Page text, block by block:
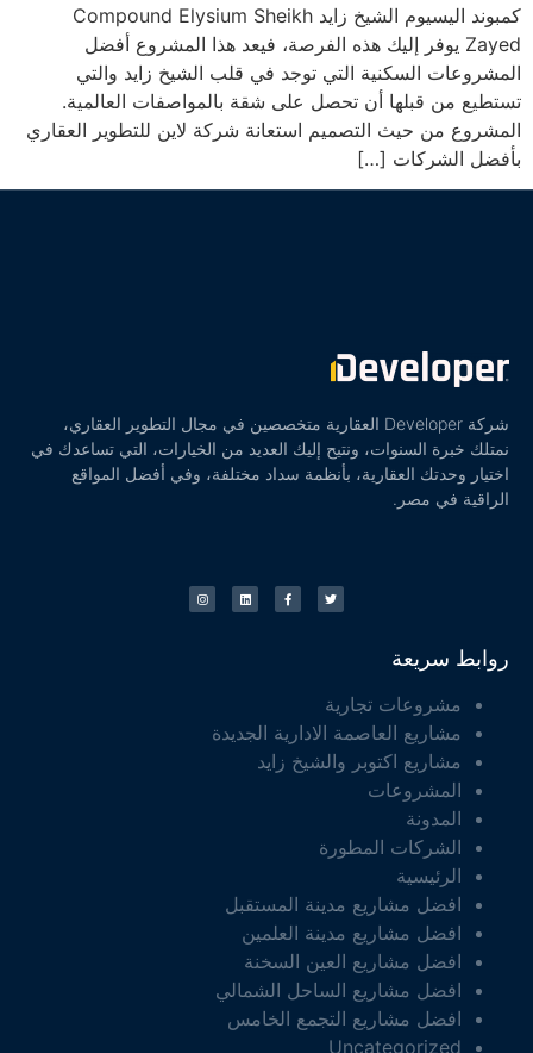
كمبوند اليسيوم الشيخ زايد Compound Elysium Sheikh
Zayed يوفر إليك هذه الفرصة، فيعد هذا المشروع أفضل
المشروعات السكنية التي توجد في قلب الشيخ زايد والتي
تستطيع من قبلها أن تحصل على شقة بالمواصفات العالمية.
المشروع من حيث التصميم استعانة شركة لاين للتطوير العقاري
بأفضل الشركات […]
شركة Developer العقارية متخصصين في مجال التطوير العقاري،
نمتلك خبرة السنوات، ونتيح إليك العديد من الخيارات، التي تساعدك في
اختيار وحدتك العقارية، بأنظمة سداد مختلفة، وفي أفضل المواقع
الراقية في مصر.
روابط سريعة
مشروعات تجارية
مشاريع العاصمة الادارية الجديدة
مشاريع اكتوبر والشيخ زايد
المشروعات
المدونة
الشركات المطورة
الرئيسية
افضل مشاريع مدينة المستقبل
افضل مشاريع مدينة العلمين
افضل مشاريع العين السخنة
افضل مشاريع الساحل الشمالي
افضل مشاريع التجمع الخامس
Uncategorized